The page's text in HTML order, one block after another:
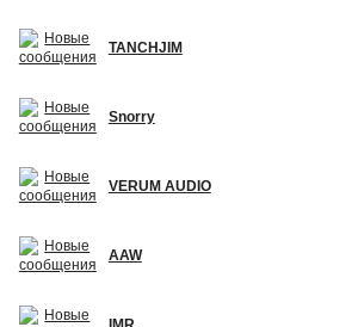
TANCHJIM
Snorry
VERUM AUDIO
AAW